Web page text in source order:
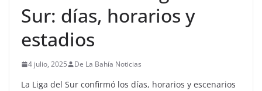
Sur: días, horarios y
estadios
4 julio, 2025 De La Bahía Noticias
La Liga del Sur confirmó los días, horarios y escenarios